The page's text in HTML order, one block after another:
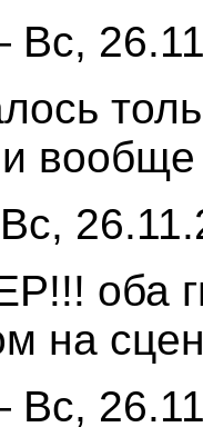
вообще
оба
на